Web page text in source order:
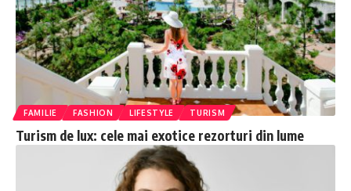
FAMILIE FASHION LIFESTYLE TURISM
Turism de lux: cele mai exotice rezorturi din lume